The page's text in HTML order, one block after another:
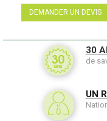
DEMANDER UN DEVIS
30
de
UN